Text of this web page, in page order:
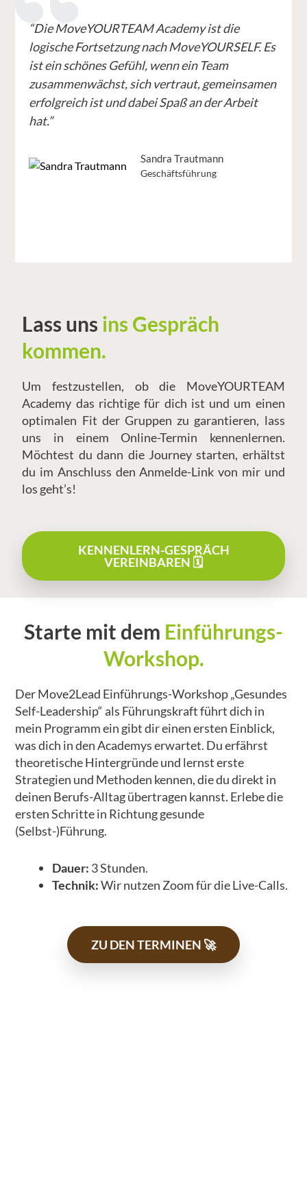
“Die MoveYOURTEAM Academy ist die
logische Fortsetzung nach MoveYOURSELF. Es
ist ein schönes Gefühl, wenn ein Team
zusammenwächst, sich vertraut, gemeinsamen
erfolgreich ist und dabei Spaß an der Arbeit
hat.”
Sandra Trautmann
Geschäftsführung
Lass uns ins Gespräch
kommen.
Um festzustellen, ob die MoveYOURTEAM
Academy das richtige für dich ist und um einen
optimalen Fit der Gruppen zu garantieren, lass
uns in einem Online-Termin kennenlernen.
Möchtest du dann die Journey starten, erhältst
du im Anschluss den Anmelde-Link von mir und
los geht’s!
KENNENLERN-GESPRÄCH
VEREINBAREN 🗓
Starte mit dem Einführungs-
Workshop.
Der Move2Lead Einführungs-Workshop „Gesundes
Self-Leadership“ als Führungskraft führt dich in
mein Programm ein gibt dir einen ersten Einblick,
was dich in den Academys erwartet. Du erfährst
theoretische Hintergründe und lernst erste
Strategien und Methoden kennen, die du direkt in
deinen Berufs-Alltag übertragen kannst. Erlebe die
ersten Schritte in Richtung gesunde
(Selbst-)Führung.
Dauer: 3 Stunden.
Technik:Wir nutzen Zoom für die Live-Calls.
ZU DEN TERMINEN 🚀